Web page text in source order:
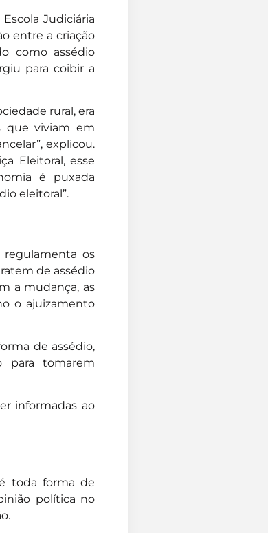
Judiciária
entre a criação
como assédio
para coibir a
rural, era
que viviam em
explicou.
Eleitoral, esse
é puxada
eleitoral”.
regulamenta os
de assédio
a mudança, as
o ajuizamento
de assédio,
para tomarem
informadas ao
toda forma de
política no